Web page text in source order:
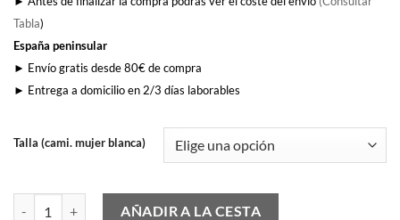
Tabla)
España peninsular
► Envío gratis desde 80€ de compra
► Entrega a domicilio en 2/3 días laborables
Talla (cami. mujer blanca)
Las Grecas (Mujer) cantidadAÑADIR A LA CESTA